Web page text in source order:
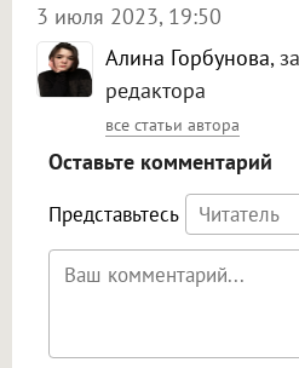
Алина Горбунова,
редактора
все статьи автора
3 июля 2023, 19:50
Оставьте комментарий
Представьтесь